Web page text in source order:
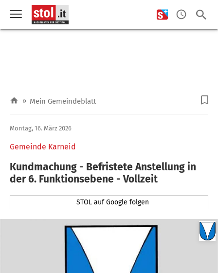
» Mein Gemeindeblatt
Gemeinde Karneid
Montag, 16. März 2026
Kundmachung - Befristete Anstellung in
der 6. Funktionsebene - Vollzeit
STOL auf Google folgen